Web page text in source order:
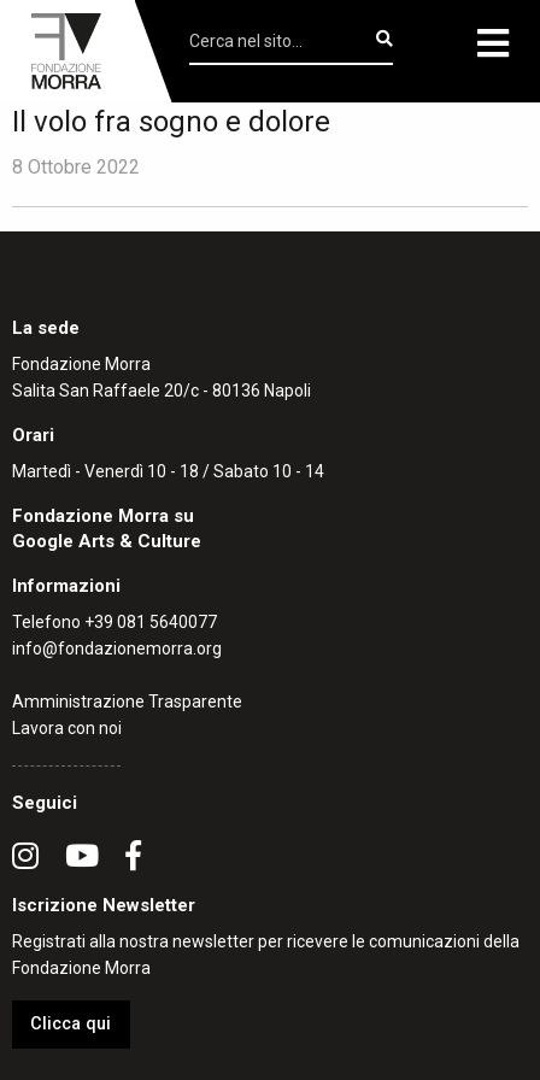
Il volo fra sogno e dolore
8 Ottobre 2022
La sede
Fondazione Morra
Salita San Raffaele 20/c - 80136 Napoli
Orari
Martedì - Venerdì 10 - 18 / Sabato 10 - 14
Fondazione Morra su
Google Arts & Culture
Informazioni
Telefono +39 081 5640077
info@fondazionemorra.org
Amministrazione Trasparente
Lavora con noi
Seguici
Iscrizione Newsletter
Registrati alla nostra newsletter per ricevere le comunicazioni della
Fondazione Morra
Clicca qui